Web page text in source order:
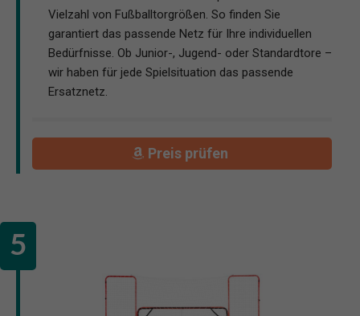
Vielzahl von Fußballtorgrößen. So finden Sie
garantiert das passende Netz für Ihre individuellen
Bedürfnisse. Ob Junior-, Jugend- oder Standardtore –
wir haben für jede Spielsituation das passende
Ersatznetz.
Preis prüfen